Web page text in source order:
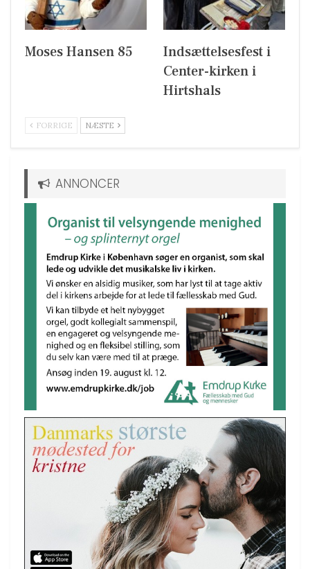
Moses Hansen 85
Indsættelsesfest i
Center-kirken i
Hirtshals
FORRIGE NÆSTE
ANNONCER